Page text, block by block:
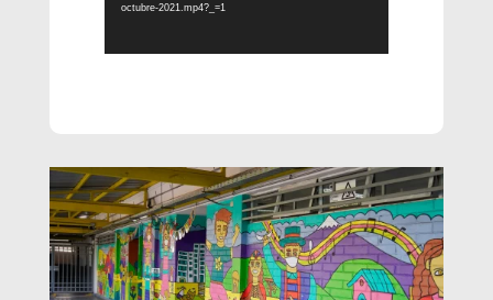
octubre-2021.mp4?_=1